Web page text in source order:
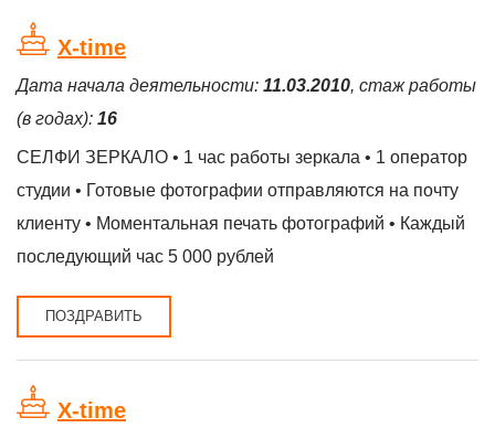
X-time
Дата начала деятельности: 11.03.2010, стаж работы
(в годах): 16
СЕЛФИ ЗЕРКАЛО • 1 час работы зеркала • 1 оператор
студии • Готовые фотографии отправляются на почту
клиенту • Моментальная печать фотографий • Каждый
последующий час 5 000 рублей
ПОЗДРАВИТЬ
X-time